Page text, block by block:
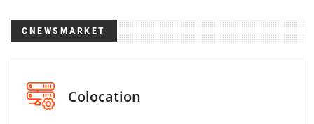
CNEWSMARKET
Colocation